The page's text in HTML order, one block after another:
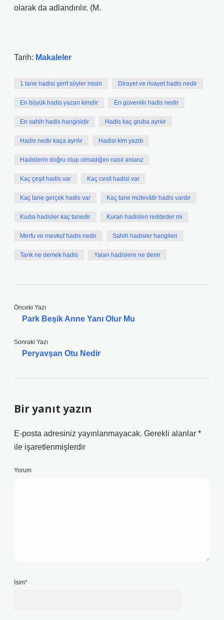
olarak da adlandırılır. (M.
Tarih: Makaleler
1 tane hadisi şerif söyler misin Dirayet ve rivayet hadis nedir
En büyük hadis yazarı kimdir En güvenilir hadis nedir
En sahih hadis hangisidir Hadis kaç gruba ayrılır
Hadis nedir kaça ayrılır Hadisi kim yazdı
Hadislerin doğru olup olmadığını nasıl anlarız
Kaç çeşit hadis var Kaç cesit hadisi var
Kaç tane gerçek hadis var Kaç tane mütevâtir hadis vardır
Kudsi hadisler kaç tanedir Kuran hadisleri reddeder mi
Merfu ve mevkuf hadis nedir Sahih hadisler hangileri
Tarık ne demek hadis Yalan hadislere ne denir
Önceki Yazı
Park Beşik Anne Yanı Olur Mu
Sonraki Yazı
Peryavşan Otu Nedir
Bir yanıt yazın
E-posta adresiniz yayınlanmayacak. Gerekli alanlar *
ile işaretlenmişlerdir
Yorum
İsim*